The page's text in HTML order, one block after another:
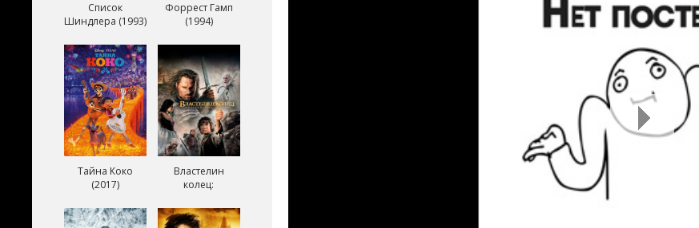
Список
Шиндлера (1993)
Форрест Гамп
(1994)
Тайна Коко
(2017)
Властелин
колец:
короля (2003)